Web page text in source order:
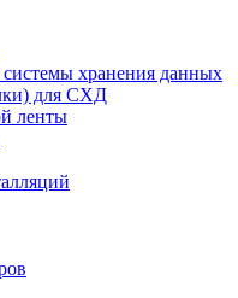
хранения данных
для СХД
ленты